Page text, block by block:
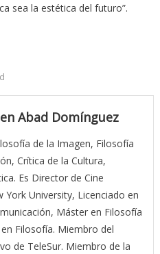
sea la estética del futuro”.
Abad Domínguez
de la Imagen, Filosofía
Crítica de la Cultura,
Es Director de Cine
York University, Licenciado en
Máster en Filosofía
Filosofía. Miembro del
de TeleSur. Miembro de la